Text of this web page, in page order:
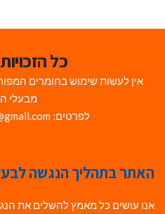
כל
אין לעשות שימוש בחומרים
מבעלי
לפרטים: Avihai.ZoomAt@gmail.com
האתר בתהליך הנגשה
אנו עושים כל מאמץ להשלים את